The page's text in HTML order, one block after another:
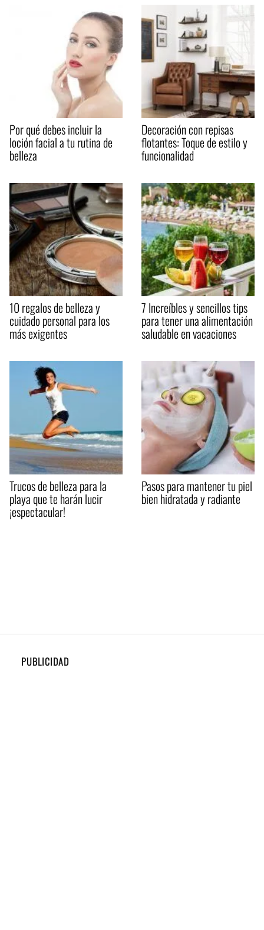
Por qué debes incluir la
loción facial a tu rutina de
belleza
Decoración con repisas
flotantes: Toque de estilo y
funcionalidad
10 regalos de belleza y
cuidado personal para los
más exigentes
7 Increíbles y sencillos tips
para tener una alimentación
saludable en vacaciones
Trucos de belleza para la
playa que te harán lucir
¡espectacular!
Pasos para mantener tu piel
bien hidratada y radiante
PUBLICIDAD